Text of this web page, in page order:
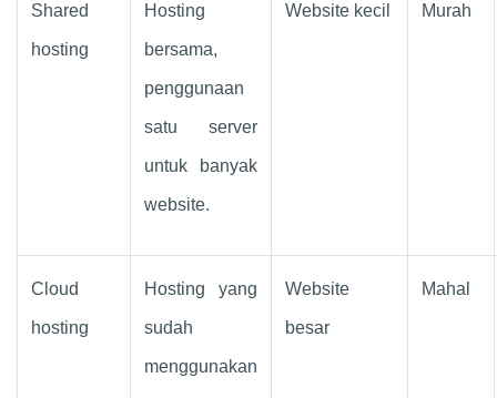
Shared
hosting
Hosting
bersama,
penggunaan
satu server
untuk banyak
website.
Website kecil Murah
Cloud
hosting
Hosting yang
sudah
menggunakan
Website
besar
Mahal